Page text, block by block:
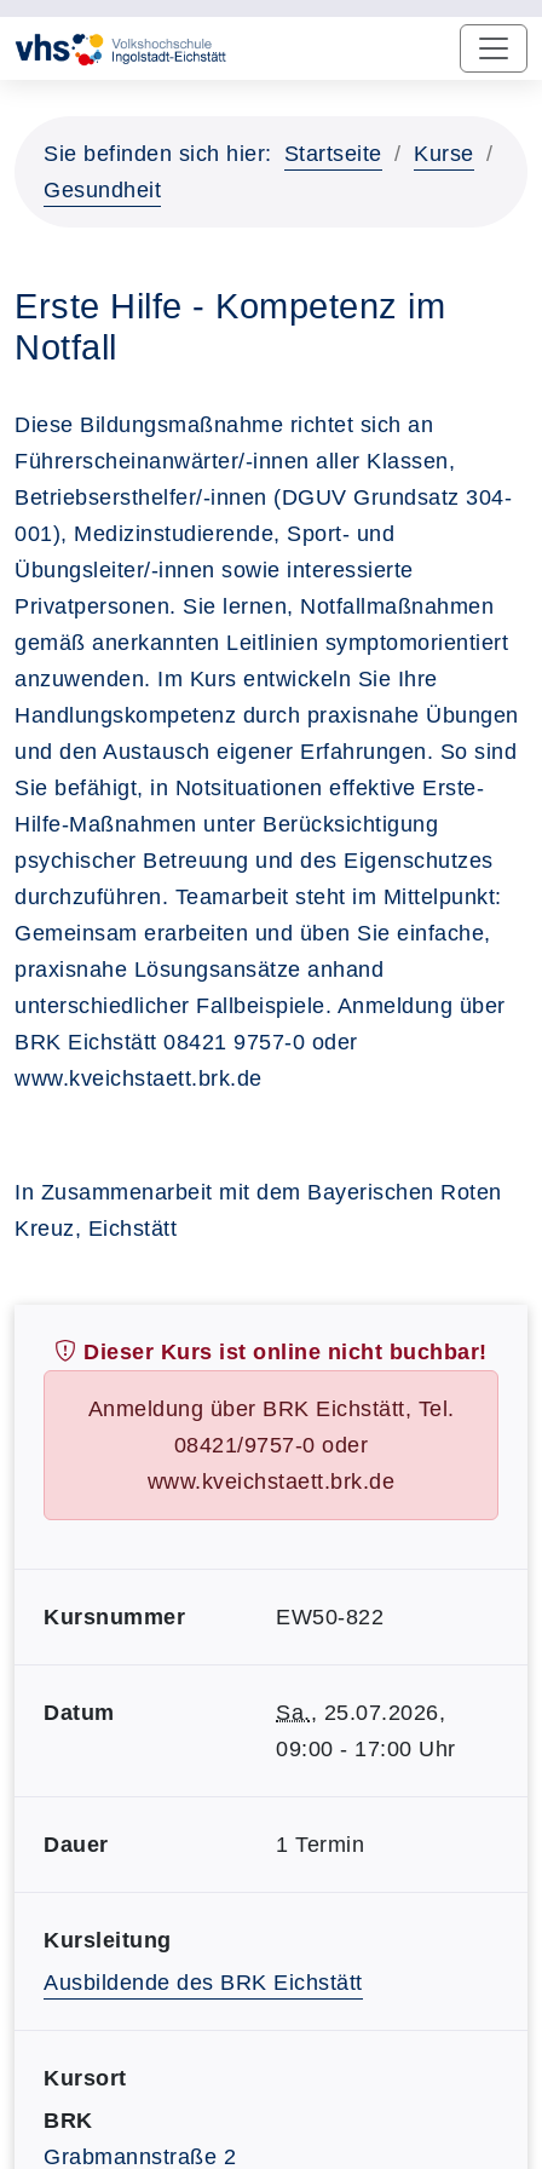
Sie befinden sich hier: Startseite
Kurse
Gesundheit
Erste Hilfe - Kompetenz im
Notfall
Diese Bildungsmaßnahme richtet sich an
Führerscheinanwärter/-innen aller Klassen,
Betriebsersthelfer/-innen (DGUV Grundsatz 304-
001), Medizinstudierende, Sport- und
Übungsleiter/-innen sowie interessierte
Privatpersonen. Sie lernen, Notfallmaßnahmen
gemäß anerkannten Leitlinien symptomorientiert
anzuwenden. Im Kurs entwickeln Sie Ihre
Handlungskompetenz durch praxisnahe Übungen
und den Austausch eigener Erfahrungen. So sind
Sie befähigt, in Notsituationen effektive Erste-
Hilfe-Maßnahmen unter Berücksichtigung
psychischer Betreuung und des Eigenschutzes
durchzuführen. Teamarbeit steht im Mittelpunkt:
Gemeinsam erarbeiten und üben Sie einfache,
praxisnahe Lösungsansätze anhand
unterschiedlicher Fallbeispiele. Anmeldung über
BRK Eichstätt 08421 9757-0 oder
www.kveichstaett.brk.de
In Zusammenarbeit mit dem Bayerischen Roten
Kreuz, Eichstätt
Dieser Kurs ist online nicht buchbar!
Anmeldung über BRK Eichstätt, Tel.
08421/9757-0 oder
www.kveichstaett.brk.de
Kursnummer EW50-822
Datum Sa., 25.07.2026,
09:00 - 17:00 Uhr
Dauer 1 Termin
Kursleitung
Ausbildende des BRK Eichstätt
Kursort
BRK
Grabmannstraße 2